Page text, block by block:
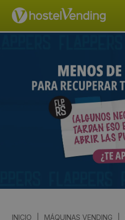
INICIO MÁQUINAS VENDING